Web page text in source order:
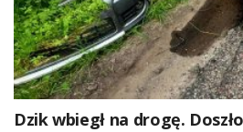
Dzik wbiegł na drogę.